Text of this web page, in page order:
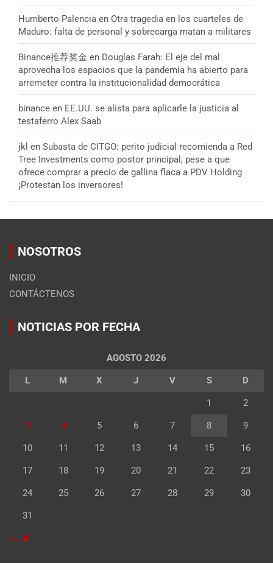
Humberto Palencia en Otra tragedia en los cuarteles de
Maduro: falta de personal y sobrecarga matan a militares
Binance推荐奖金 en Douglas Farah: El eje del mal
aprovecha los espacios que la pandemia ha abierto para
arremeter contra la institucionalidad democrática
binance en EE.UU. se alista para aplicarle la justicia al
testaferro Alex Saab
jkl en Subasta de CITGO: perito judicial recomienda a Red
Tree Investments como postor principal, pese a que
ofrece comprar a precio de gallina flaca a PDV Holding
¡Protestan los inversores!
NOSOTROS
INICIO
CONTÁCTENOS
NOTICIAS POR FECHA
AGOSTO 2026
L M X J V S D
1 2
3 4 5 6 7 8 9
10 11 12 13 14 15 16
17 18 19 20 21 22 23
24 25 26 27 28 29 30
31
« Jul